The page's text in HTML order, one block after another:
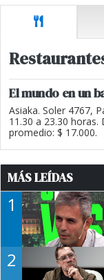
El mundo en un
Asiaka. Soler 4767,
11.30 a 23.30
promedio: $ 17.000.
MÁS LEÍDAS
1
2